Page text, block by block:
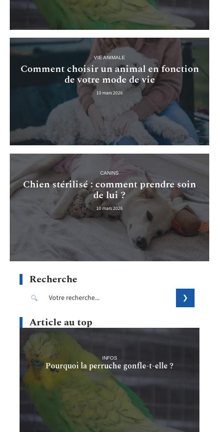
VIE ANIMALE
Comment choisir un animal en fonction
de votre mode de vie
10 mars 2026
CANINS
Chien stérilisé : comment prendre soin
de lui ?
10 mars 2026
Recherche
Article au top
INFOS
Pourquoi la perruche gonfle-t-elle ?